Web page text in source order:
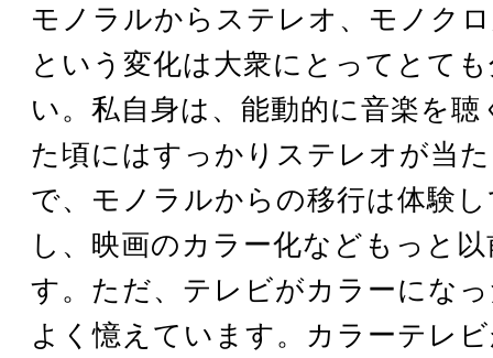
モノラルからステレオ、モノク
という変化は大衆にとってとて
い。私自身は、能動的に音楽を
た頃にはすっかりステレオが当
で、モノラルからの移行は体験
し、映画のカラー化などもっと
す。ただ、テレビがカラーにな
よく憶えています。カラーテレ